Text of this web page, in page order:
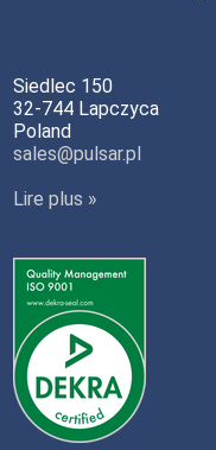
Siedlec 150
32-744 Lapczyca
Poland
sales@pulsar.pl
Lire plus »